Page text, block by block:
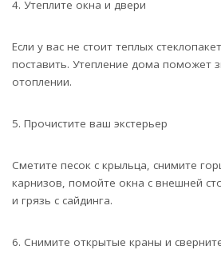
4. Утеплите окна и двери
Если у вас не стоит теплых
поставить. Утепление дома поможет
отоплении.
5. Прочистите ваш экстерьер
Сметите песок с крыльца, снимите
карнизов, помойте окна с внешней
и грязь с сайдинга.
6. Снимите открытые краны и